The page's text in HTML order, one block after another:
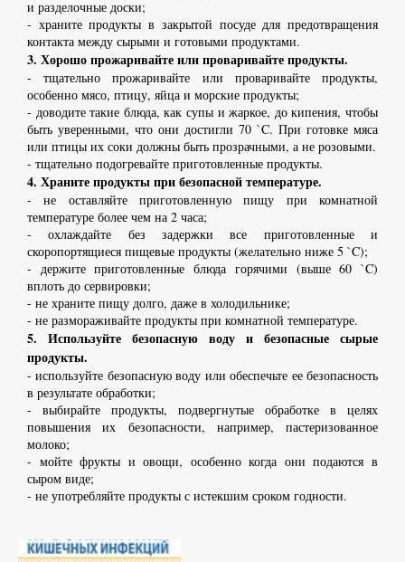
и разделочные доски;
- храните продукты в закрытой посуде для предотвращения
контакта между сырыми и готовыми продуктами.
3. Хорошо прожаривайте или проваривайте продукты.
- тщательно прожаривайте или проваривайте продукты,
особенно мясо, птицу, яйца и морские продукты;
- доводите такие блюда, как супы и жаркое, до кипения, чтобы
быть уверенными, что они достигли 70 `C. При готовке мяса
или птицы их соки должны быть прозрачными, а не розовыми.
- тщательно подогревайте приготовленные продукты.
4. Храните продукты при безопасной температуре.
- не оставляйте приготовленную пищу при комнатной
температуре более чем на 2 часа;
- охлаждайте без задержки все приготовленные и
скоропортящиеся пищевые продукты (желательно ниже 5 `C);
- держите приготовленные блюда горячими (выше 60 `C)
вплоть до сервировки;
- не храните пищу долго, даже в холодильнике;
- не размораживайте продукты при комнатной температуре.
5. Используйте безопасную воду и безопасные сырые
продукты.
- используйте безопасную воду или обеспечьте ее безопасность
в результате обработки;
- выбирайте продукты, подвергнутые обработке в целях
повышения их безопасности, например, пастеризованное
молоко;
- мойте фрукты и овощи, особенно когда они подаются в
сыром виде;
- не употребляйте продукты с истекшим сроком годности.